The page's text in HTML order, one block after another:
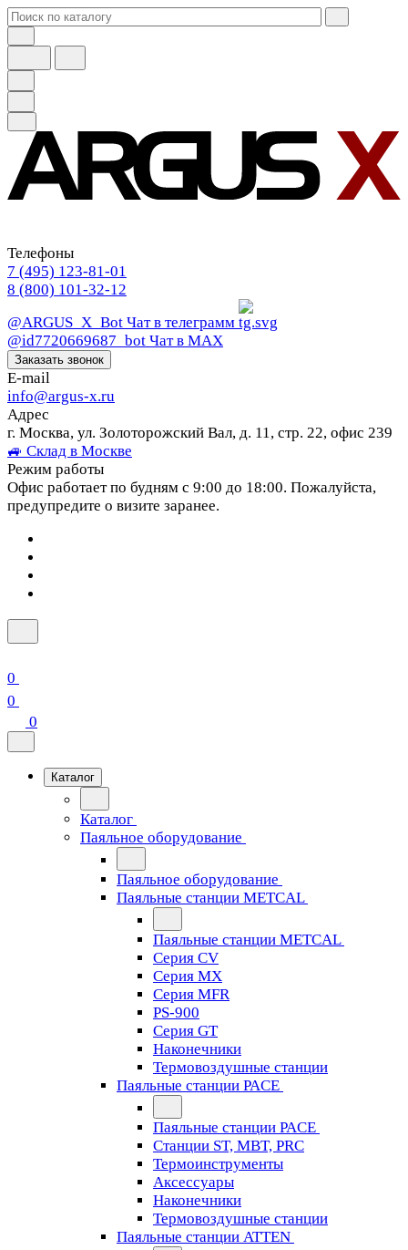
Телефоны
7 (495) 123-81-01
8 (800) 101-32-12
@ARGUS_X_Bot Чат в телеграмм
@id7720669687_bot Чат в МАХ
Заказать звонок
E-mail
info@argus-x.ru
Адрес
г. Москва, ул. Золоторожский Вал, д. 11, стр. 22, офис 239
🚙 Склад в Москве
Режим работы
Офис работает по будням с 9:00 до 18:00. Пожалуйста,
предупредите о визите заранее.
0
0
0
Каталог
Каталог
Паяльное оборудование
Паяльное оборудование
Паяльные станции METCAL
Паяльные станции METCAL
Серия CV
Серия MX
Серия MFR
PS-900
Серия GT
Наконечники
Термовоздушные станции
Паяльные станции PACE
Паяльные станции PACE
Станции ST, MBT, PRC
Термоинструменты
Аксессуары
Наконечники
Термовоздушные станции
Паяльные станции ATTEN